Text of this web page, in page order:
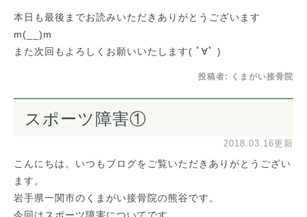
本日も最後までお読みいただきありがとうございます
m(__)m
また次回もよろしくお願いいたします( ﾟ∀ﾟ )
投稿者: くまがい接骨院
スポーツ障害①
2018.03.16更新
こんにちは。いつもブログをご覧いただきありがとうござい
ます。
岩手県一関市のくまがい接骨院の熊谷です。